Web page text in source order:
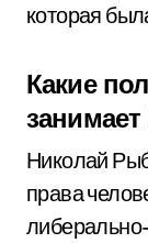
которая
Какие
Николай
права